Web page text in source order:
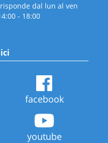
dal lun al ven
- 18:00
facebook
youtube